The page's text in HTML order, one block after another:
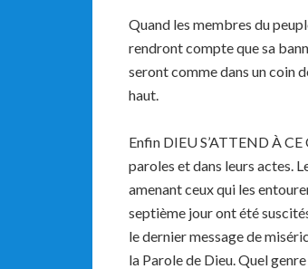
Quand les membres du
rendront compte que sa
seront comme dans un coin
haut.
Enfin DIEU S’ATTEND À
paroles et dans leurs actes.
amenant ceux qui les
septième jour ont été
le dernier message de
la Parole de Dieu. Quel